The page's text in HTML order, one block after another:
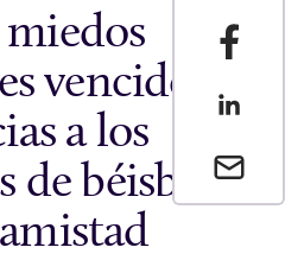
Envia un
vencidos
a los
de béisbol